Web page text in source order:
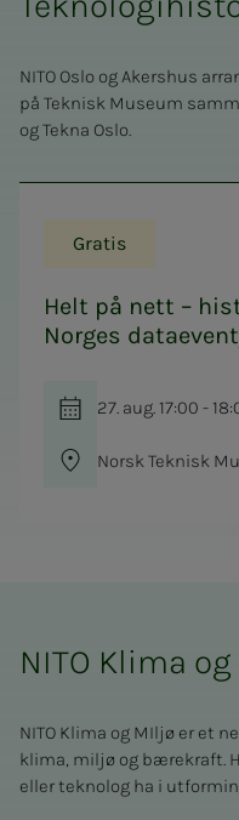
NITO Oslo og Akershus
på Teknisk Museum
og Tekna Oslo.
Gratis
Helt på nett –
Norges
27. aug. 17:00 -
Norsk Teknisk
NITO Klima
NITO Klima og MIljø er et
klima, miljø og bærekraft.
eller teknolog ha i